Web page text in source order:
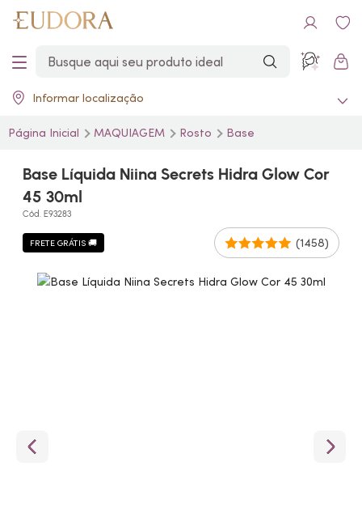
Informar localização
Página Inicial MAQUIAGEM Rosto Base
Base Líquida Niina Secrets Hidra Glow Cor
45 30ml
Cód. E93283
FRETE GRÁTIS 🚚 (1458)